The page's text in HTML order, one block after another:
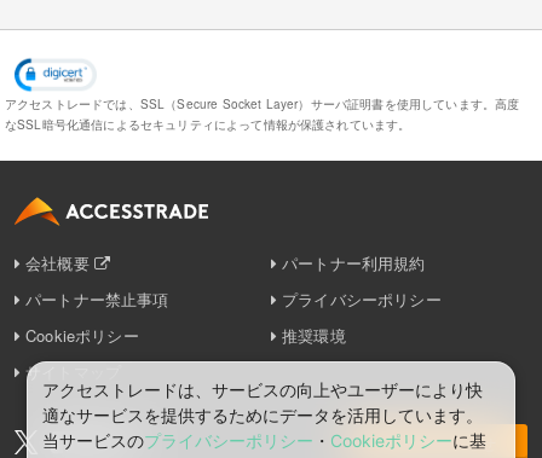
アクセストレードでは、SSL（Secure Socket Layer）サーバ証明書を使用しています。高度
なSSL暗号化通信によるセキュリティによって情報が保護されています。
会社概要
パートナー利用規約
パートナー禁止事項
プライバシーポリシー
Cookieポリシー
推奨環境
サイトマップ
お問い合わせ
アクセストレードは、サービスの向上やユーザーにより快
適なサービスを提供するためにデータを活用しています。
当サービスのプライバシーポリシー ・ Cookieポリシーに基